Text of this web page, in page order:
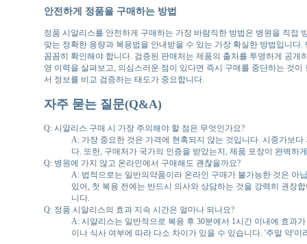
안전하게 정품을 구매하는 방법
정품 시알리스를 안전하게 구매하는 가장 바람직한 방법은 병원을 직접
맞는 정확한 용량과 복용법을 안내받을 수 있는 가장 확실한 방법입니
꼼꼼히 확인해야 합니다. 검증된 판매처는 제품의 출처를 투명하게 공
영 이력을 살펴보고, 의심스러운 점이 있다면 즉시 구매를 중단하는 것
서 정보를 비교 검증하는 태도가 중요합니다.
자주 묻는 질문(Q&A)
Q: 시알리스 구매 시 가장 주의해야 할 점은 무엇인가요?
A: 가장 중요한 것은 가격에 현혹되지 않는 것입니다. 시중가보
다. 또한, 구매처가 국가의 인증을 받았는지, 제품 포장이 완벽하
Q: 병원에 가지 않고 온라인에서 구매해도 괜찮을까요?
A: 법적으로는 일반의약품이라 온라인 구매가 불가능한 것은 아
있어, 첫 복용 전에는 반드시 의사와 상담하는 것을 강력히 권장
니다.
Q: 정품 시알리스의 효과 지속 시간은 얼마나 되나요?
A: 시알리스는 일반적으로 복용 후 30분에서 1시간 이내에 효과
이나 식사 여부에 따라 다소 차이가 있을 수 있습니다. '주말 약'이